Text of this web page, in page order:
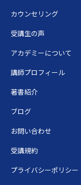
カウンセリング
受講生の声
アカデミーについて
講師プロフィール
著書紹介
ブログ
お問い合わせ
受講規約
プライバシーポリシー